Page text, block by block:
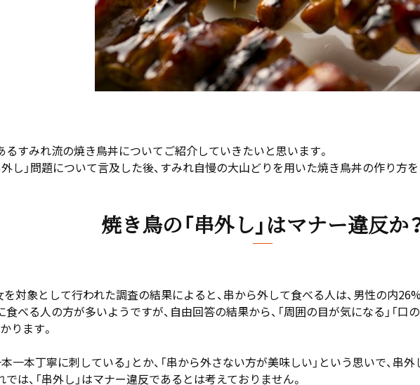
るすみれ流の焼き鳥丼についてご紹介していきたいと思います。
外し」問題について言及した後、すみれ自慢の大山どりを用いた焼き鳥丼の作り方
焼き鳥の「串外し」はマナー違反か
対象として行われた調査の結果によると、串から外して食べる人は、男性の内
べる人の方が多いようですが、自由回答の結果から、「周囲の目が気になる」「口
ります。
一本丁寧に刺している」とか、「串から外さない方が美味しい」という思いで、串
は、「串外し」はマナー違反であるとは考えておりません。